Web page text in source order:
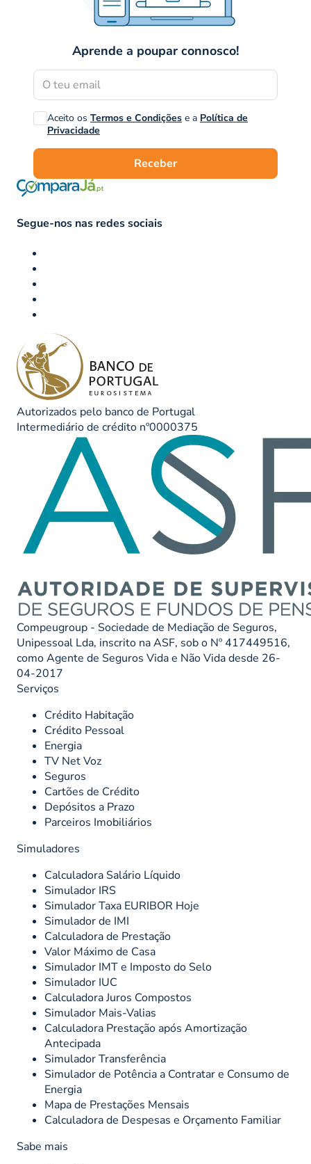
Aprende a poupar connosco!
Aceito os Termos e Condições e a Política de
Privacidade
Receber
Segue-nos nas redes sociais
Autorizados pelo banco de Portugal
Intermediário de crédito nº0000375
Compeugroup - Sociedade de Mediação de Seguros,
Unipessoal Lda, inscrito na ASF, sob o Nº 417449516,
como Agente de Seguros Vida e Não Vida desde 26-
04-2017
Serviços
Crédito Habitação
Crédito Pessoal
Energia
TV Net Voz
Seguros
Cartões de Crédito
Depósitos a Prazo
Parceiros Imobiliários
Simuladores
Calculadora Salário Líquido
Simulador IRS
Simulador Taxa EURIBOR Hoje
Simulador de IMI
Calculadora de Prestação
Valor Máximo de Casa
Simulador IMT e Imposto do Selo
Simulador IUC
Calculadora Juros Compostos
Simulador Mais-Valias
Calculadora Prestação após Amortização
Antecipada
Simulador Transferência
Simulador de Potência a Contratar e Consumo de
Energia
Mapa de Prestações Mensais
Calculadora de Despesas e Orçamento Familiar
Sabe mais